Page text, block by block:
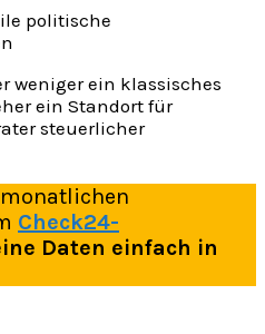
politische
weniger ein klassisches
ein Standort für
steuerlicher
Check24-
Daten einfach in